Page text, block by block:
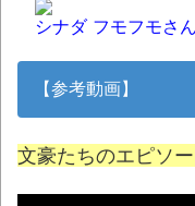
ュアなどが当
ゃん
「アメリカ
を売った結果
【読書感想
シナダ フモフモさ
【参考動画】
文豪たちのエピソ